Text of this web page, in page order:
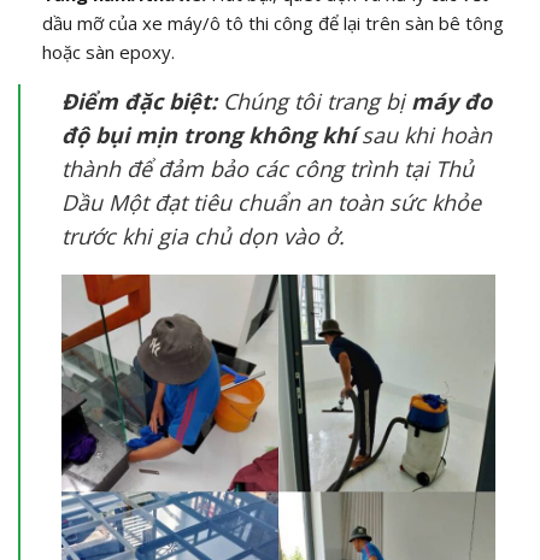
dầu mỡ của xe máy/ô tô thi công để lại trên sàn bê tông
hoặc sàn epoxy.
Điểm đặc biệt:Chúng tôi trang bịmáy đo
độ bụi mịn trong không khísau khi hoàn
thành để đảm bảo các công trình tại Thủ
Dầu Một đạt tiêu chuẩn an toàn sức khỏe
trước khi gia chủ dọn vào ở.